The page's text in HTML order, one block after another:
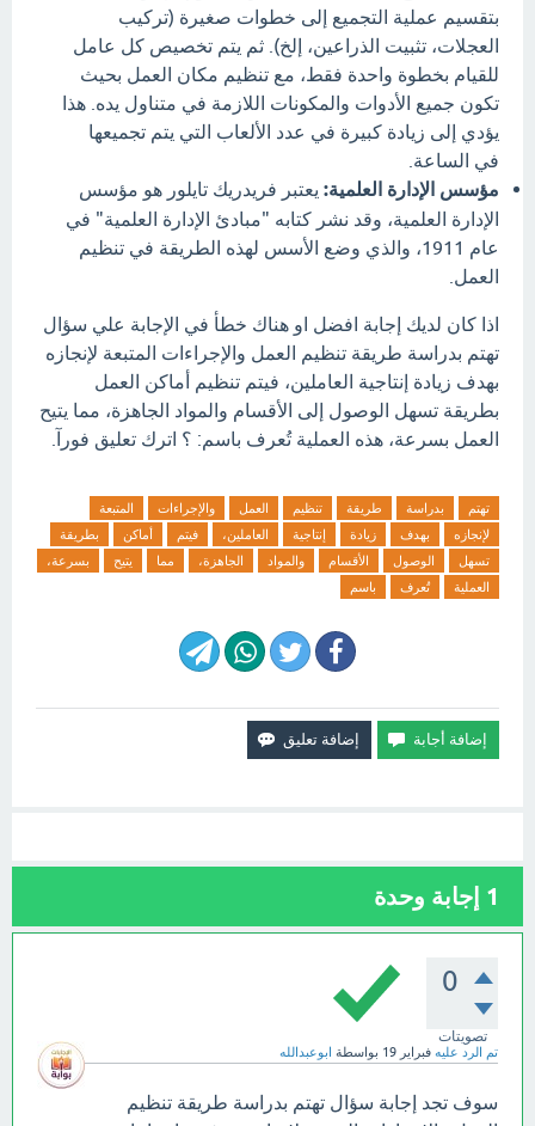
بتقسيم عملية التجميع إلى خطوات صغيرة (تركيب
العجلات، تثبيت الذراعين، إلخ). ثم يتم تخصيص كل عامل
للقيام بخطوة واحدة فقط، مع تنظيم مكان العمل بحيث
تكون جميع الأدوات والمكونات اللازمة في متناول يده. هذا
يؤدي إلى زيادة كبيرة في عدد الألعاب التي يتم تجميعها
في الساعة.
مؤسس الإدارة العلمية: يعتبر فريدريك تايلور هو مؤسس
الإدارة العلمية، وقد نشر كتابه "مبادئ الإدارة العلمية" في
عام 1911، والذي وضع الأسس لهذه الطريقة في تنظيم
العمل.
اذا كان لديك إجابة افضل او هناك خطأ في الإجابة علي سؤال
تهتم بدراسة طريقة تنظيم العمل والإجراءات المتبعة لإنجازه
بهدف زيادة إنتاجية العاملين، فيتم تنظيم أماكن العمل
بطريقة تسهل الوصول إلى الأقسام والمواد الجاهزة، مما يتيح
العمل بسرعة، هذه العملية تُعرف باسم: ؟ اترك تعليق فورآ.
تهتم بدراسة طريقة تنظيم العمل والإجراءات
المتبعة
لإنجازه
بهدف زيادة إنتاجية العاملين، فيتم أماكن
بطريقة
تسهل
الوصول الأقسام والمواد الجاهزة، مما يتيح
بسرعة،
العملية
تُعرف باسم
1 إجابة وحدة
0
تصويتات
تم الرد عليه فبراير 19 بواسطة ابوعبدالله
سوف تجد إجابة سؤال تهتم بدراسة طريقة تنظيم